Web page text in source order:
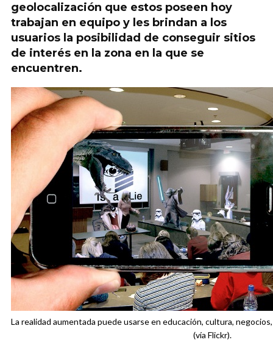
geolocalización que estos poseen hoy
trabajan en equipo y les brindan a los
usuarios la posibilidad de conseguir sitios
de interés en la zona en la que se
encuentren.
La realidad aumentada puede usarse en educación, cultura,
(vía Flickr).